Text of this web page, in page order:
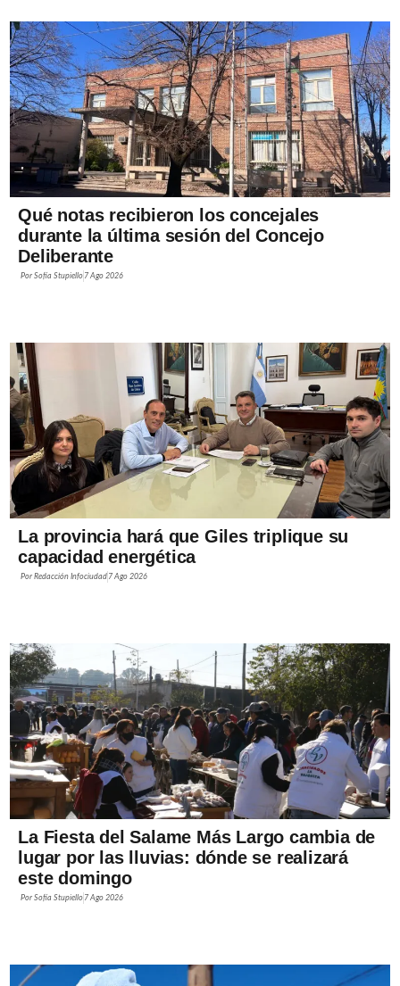
Qué notas recibieron los concejales
durante la última sesión del Concejo
Deliberante
PorSofía Stupiello 7 Ago 2026
La provincia hará que Giles triplique su
capacidad energética
PorRedacción Infociudad 7 Ago 2026
La Fiesta del Salame Más Largo cambia de
lugar por las lluvias: dónde se realizará
este domingo
PorSofía Stupiello 7 Ago 2026